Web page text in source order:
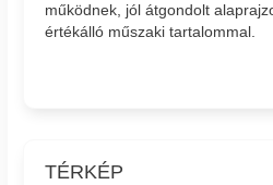
működnek, jól átgondolt
értékálló műszaki tartalommal.
TÉRKÉP